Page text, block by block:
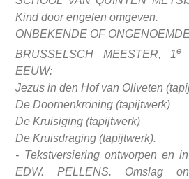
Kind door engelen omgeven.
ONBEKENDE OF
BRUSSELSCH MEESTER, 1e
EEUW:
Jezus in den Hof van Oliveten
De Doornenkroning (tapijtwerk)
De Kruisiging (tapijtwerk)
De Kruisdraging (tapijtwerk).
- Tekstversiering ontworpen en
EDW. PELLENS. Omslag